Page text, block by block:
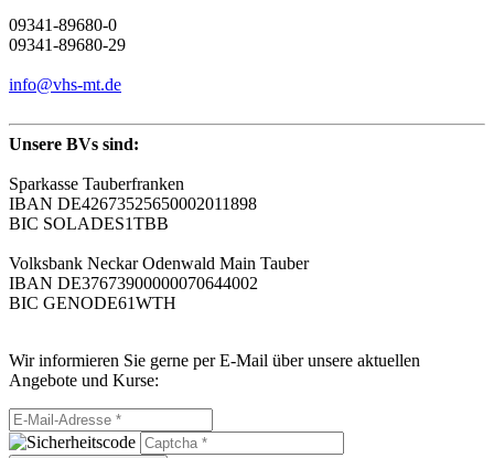
09341-89680-0
09341-89680-29
info@vhs-mt.de
Unsere BVs sind:
Sparkasse Tauberfranken
IBAN DE42673525650002011898
BIC SOLADES1TBB
Volksbank Neckar Odenwald Main Tauber
IBAN DE37673900000070644002
BIC GENODE61WTH
Wir informieren Sie gerne per E-Mail über unsere aktuellen
Angebote und Kurse: